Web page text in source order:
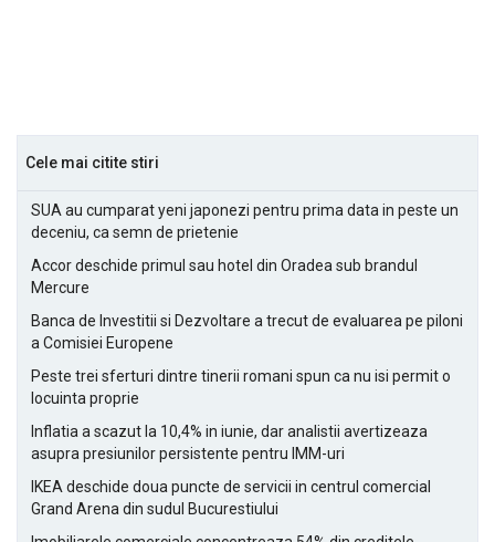
Cele mai citite stiri
SUA au cumparat yeni japonezi pentru prima data in peste un
deceniu, ca semn de prietenie
Accor deschide primul sau hotel din Oradea sub brandul
Mercure
Banca de Investitii si Dezvoltare a trecut de evaluarea pe piloni
a Comisiei Europene
Peste trei sferturi dintre tinerii romani spun ca nu isi permit o
locuinta proprie
Inflatia a scazut la 10,4% in iunie, dar analistii avertizeaza
asupra presiunilor persistente pentru IMM-uri
IKEA deschide doua puncte de servicii in centrul comercial
Grand Arena din sudul Bucurestiului